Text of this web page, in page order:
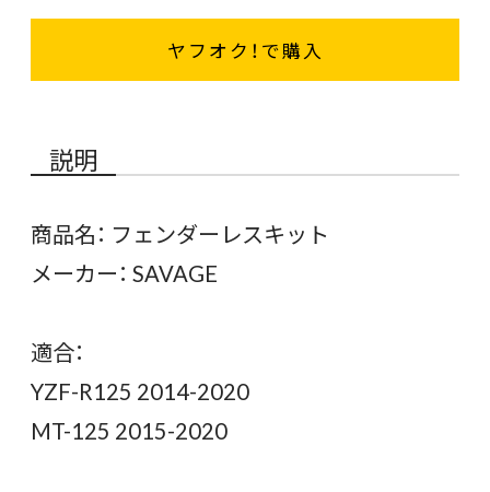
ヤフオク！で購入
説明
商品名： フェンダーレスキット
メーカー： SAVAGE
適合：
YZF-R125 2014-2020
MT-125 2015-2020